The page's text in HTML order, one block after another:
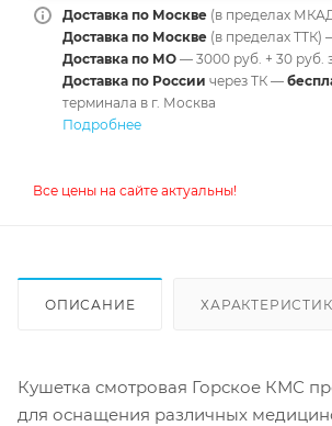
Доставка по Москве (в пределах
Доставка по Москве (в пределах ТТК)
Доставка по МО — 3000 руб. + 30 руб.
Доставка по России через ТК — б
терминала в г. Москва
Подробнее
Все цены на сайте актуальны!
ОПИСАНИЕ
Кушетка смотровая Горское КМС
для оснащения различных